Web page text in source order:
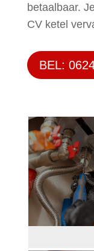
betaalbaar.
CV ketel
BEL: